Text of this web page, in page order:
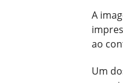
A
ao
Um